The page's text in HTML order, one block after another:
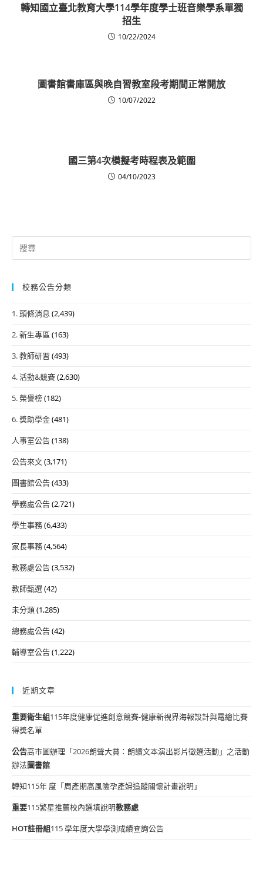
轉知國立臺北教育大學114學年度學士班音樂學系單獨
招生
10/22/2024
圖書館書庫區與晚自習教室段考期間正常開放
10/07/2022
國三第4次模擬考時程表及範圍
04/10/2023
Search
for:
校務公告分類
1. 頭條消息 (2,439)
2. 新生專區 (163)
3. 教師研習 (493)
4. 活動&競賽(2,630)
5. 榮譽榜(182)
6. 獎助學金(481)
人事室公告(138)
公告來文(3,171)
圖書館公告(433)
學務處公告(2,721)
學生事務(6,433)
家長事務(4,564)
教務處公告(3,532)
教師甄選(42)
未分類(1,285)
總務處公告(42)
輔導室公告(1,222)
近期文章
重要衛生組115年度健康促進創意競賽-健康新視界海報設計與電繪比賽
得獎名單
公告高市圖辦理「2026朗聲大賞：朗讀文本演出影片徵選活動」之活動
辦法圖書館
轉知115年 度「周產期高風險孕產婦追蹤關懷計畫說明」
重要115繁星推薦校內選填說明教務處
HOT註冊組115 學年度大學學測成績查詢公告